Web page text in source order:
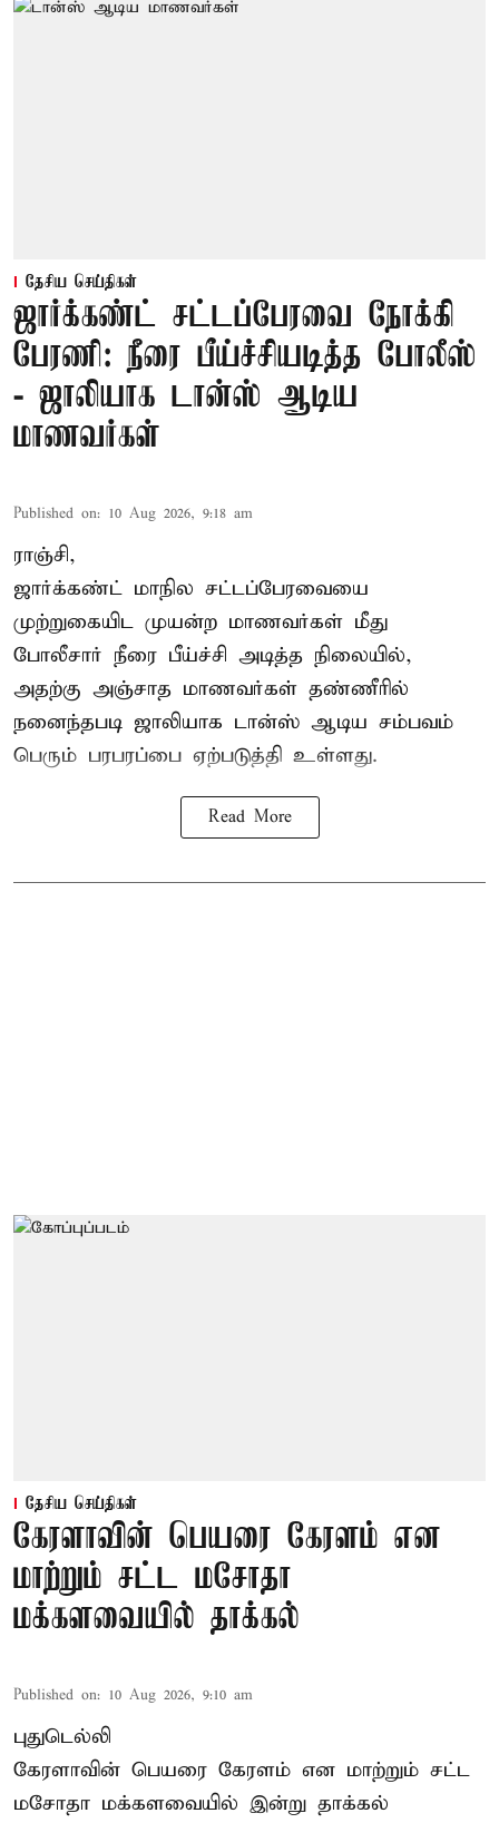
தேசிய செய்திகள்
ஜார்க்கண்ட் சட்டப்பேரவை நோக்கி
பேரணி: நீரை பீய்ச்சியடித்த போலீஸ்
- ஜாலியாக டான்ஸ் ஆடிய
மாணவர்கள்
Published on: 10 Aug 2026, 9:18 am
ராஞ்சி,
ஜார்க்கண்ட் மாநில சட்டப்பேரவையை
முற்றுகையிட முயன்ற மாணவர்கள் மீது
போலீசார் நீரை பீய்ச்சி அடித்த நிலையில்,
அதற்கு அஞ்சாத மாணவர்கள் தண்ணீரில்
நனைந்தபடி ஜாலியாக டான்ஸ் ஆடிய சம்பவம்
பெரும் பரபரப்பை ஏற்படுத்தி உள்ளது.
Read More
தேசிய செய்திகள்
கேரளாவின் பெயரை கேரளம் என
மாற்றும் சட்ட மசோதா
மக்களவையில் தாக்கல்
Published on: 10 Aug 2026, 9:10 am
புதுடெல்லி
கேரளாவின் பெயரை கேரளம் என மாற்றும் சட்ட
மசோதா மக்களவையில் இன்று தாக்கல்